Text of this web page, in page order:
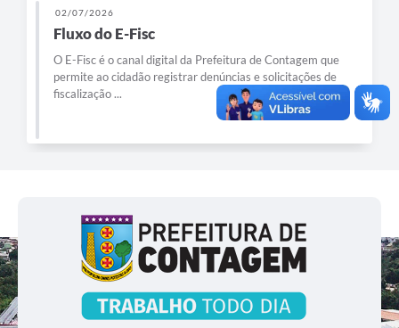
02/07/2026
Fluxo do E-Fisc
O E-Fisc é o canal digital da Prefeitura de Contagem que
permite ao cidadão registrar denúncias e solicitações de
fiscalização ...